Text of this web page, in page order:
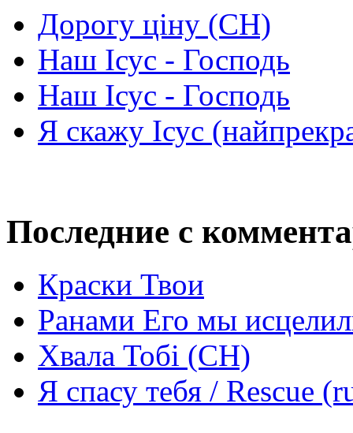
Дорогу ціну (СН)
Наш Ісус - Господь
Наш Ісус - Господь
Я скажу Ісус
Последние с
Краски Твои
Ранами Его мы
Хвала Тобі (СН)
Я спасу тебя / Rescue